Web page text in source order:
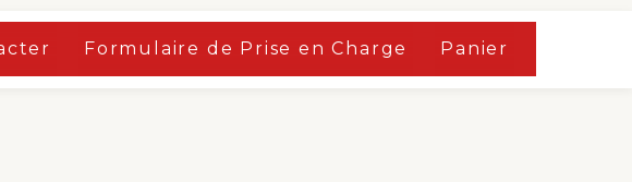
Formulaire de Prise en Charge Panier